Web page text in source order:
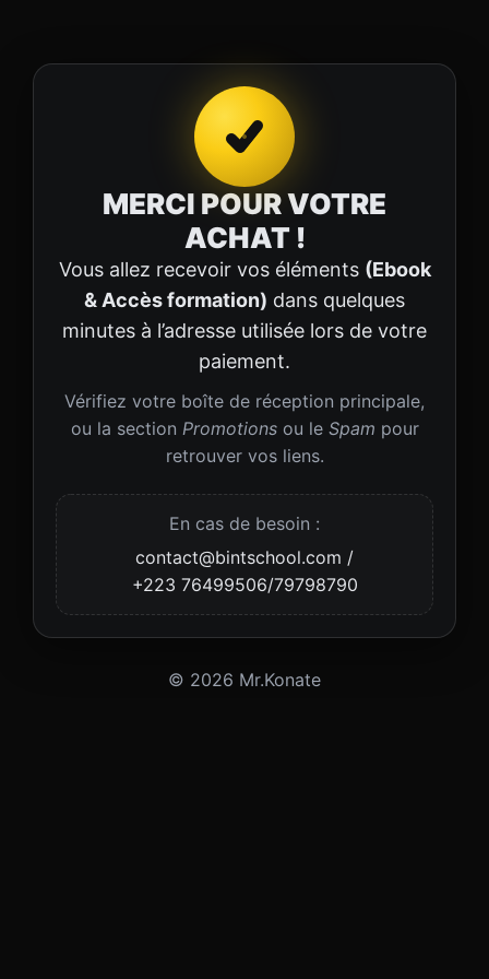
MERCI POUR VOTRE
ACHAT !
Vous allez recevoir vos éléments (Ebook
& Accès formation) dans quelques
minutes à l’adresse utilisée lors de votre
paiement.
Vérifiez votre boîte de réception principale,
ou la section Promotionsou le Spam pour
retrouver vos liens.
En cas de besoin :
contact@bintschool.com /
+223 76499506/79798790
© 2026 Mr.Konate